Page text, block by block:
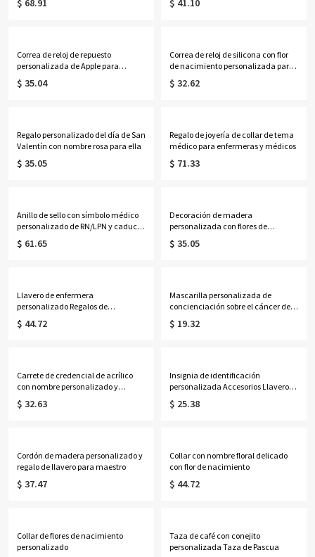
$ 68.91 $ 41.10
Correa de reloj de repuesto
personalizada de Apple para
profesores
$ 35.04
Correa de reloj de silicona con flor
de nacimiento personalizada para
Apple Watch
$ 32.62
Regalo personalizado del día de San
Valentín con nombre rosa para ella
$ 35.05
Regalo de joyería de collar de tema
médico para enfermeras y médicos
$ 71.33
Anillo de sello con símbolo médico
personalizado de RN/LPN y caduceo
con texto grabado, joyería de plata
de ley 925, regalo de graduación
$ 61.65
Decoración de madera
personalizada con flores de
nacimiento
$ 35.05
Llavero de enfermera
personalizado Regalos de
graduación de enfermería
$ 44.72
Mascarilla personalizada de
concienciación sobre el cáncer de
mama
$ 19.32
Carrete de credencial de acrílico
con nombre personalizado y
purpurina, porta credencial
médica, regalos de
médico
$ 32.63
Insignia de identificación
personalizada Accesorios Llavero
Regalo de enfermera
$ 25.38
Cordón de madera personalizado y
regalo de llavero para maestro
$ 37.47
Collar con nombre floral delicado
con flor de nacimiento
$ 44.72
Collar de flores de nacimiento
personalizado
Taza de café con conejito
personalizada Taza de Pascua